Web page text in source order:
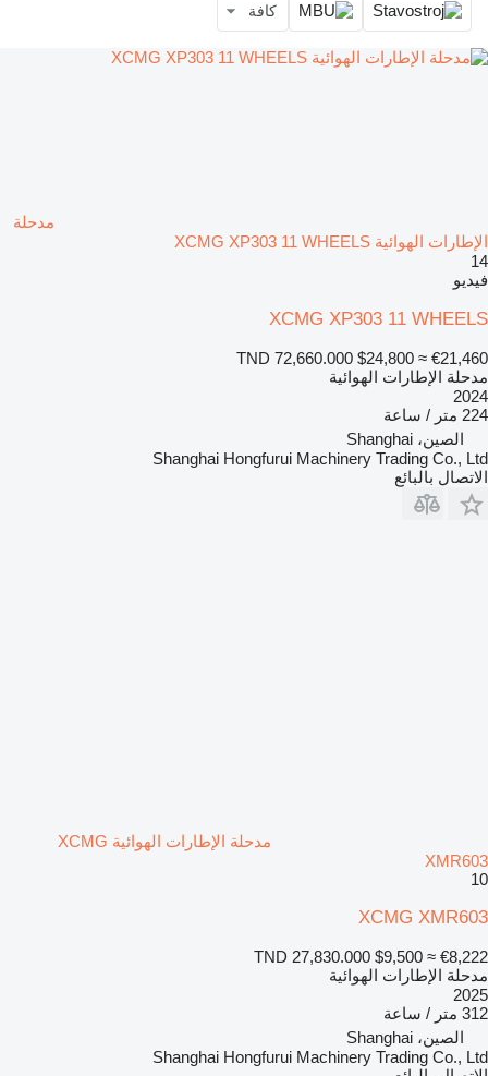
كافة
مدحلة
الإطارات الهوائية XCMG XP303 11 WHEELS
14
فيديو
XCMG XP303 11 WHEELS
TND 72,660.000 $24,800 ≈ €21,460
مدحلة الإطارات الهوائية
2024
224 متر / ساعة
الصين، Shanghai
Shanghai Hongfurui Machinery Trading Co., Ltd
الاتصال بالبائع
مدحلة الإطارات الهوائية XCMG
XMR603
10
XCMG XMR603
TND 27,830.000 $9,500 ≈ €8,222
مدحلة الإطارات الهوائية
2025
312 متر / ساعة
الصين، Shanghai
Shanghai Hongfurui Machinery Trading Co., Ltd